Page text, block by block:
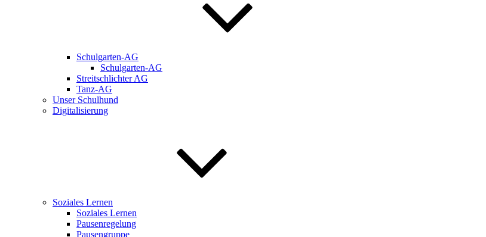
Schulgarten-AG
Schulgarten-AG
Streitschlichter AG
Tanz-AG
Unser Schulhund
Digitalisierung
Soziales Lernen
Soziales Lernen
Pausenregelung
Pausengruppe